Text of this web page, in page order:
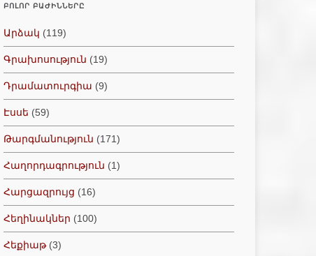
ԲՈԼՈՐ ԲԱԺԻՆՆԵՐԸ
Արձակ (119)
Գրախոսություն (19)
Դրամատուրգիա (9)
Էսսե (59)
Թարգմանություն (171)
Հաղորդագրություն (1)
Հարցազրույց (16)
Հեղինակներ (100)
Հեքիաթ(3)